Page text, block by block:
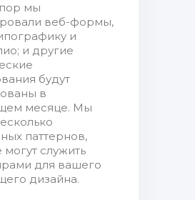
мы
веб-формы,
и
и другие
будут
в
месяце. Мы
паттернов,
могут служить
для вашего
дизайна.